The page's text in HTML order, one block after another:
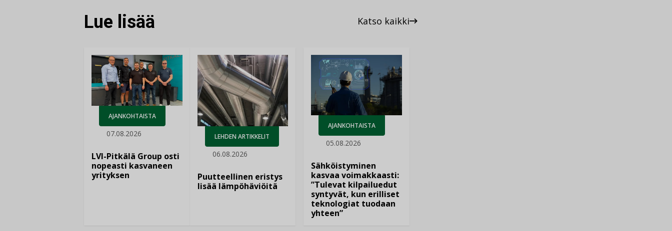
Lue lisää Katso kaikki
AJANKOHTAISTA
07.08.2026
LVI-Pitkälä Group osti
nopeasti kasvaneen
yrityksen
LEHDEN ARTIKKELIT
06.08.2026
Puutteellinen eristys
lisää lämpöhäviöitä
AJANKOHTAISTA
05.08.2026
Sähköistyminen
kasvaa voimakkaasti:
”Tulevat kilpailuedut
syntyvät, kun erilliset
teknologiat tuodaan
yhteen”